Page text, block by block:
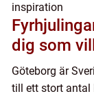
inspiration
Fyrhjulingar till
dig som
Göteborg är
till ett stort antal